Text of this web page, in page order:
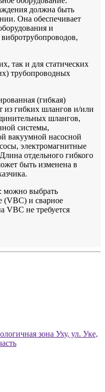
должна быть
Она обеспечивает
и
так и для статических
трубопроводных
(гибкая)
из гибких шлангов и/или
шлангов,
системы,
вакуумной насосной
электромагнитные
отдельного гибкого
быть изменена в
можно выбрать
(VBC) и сварное
VBC не требуется
зона Уху, ул. Уке,